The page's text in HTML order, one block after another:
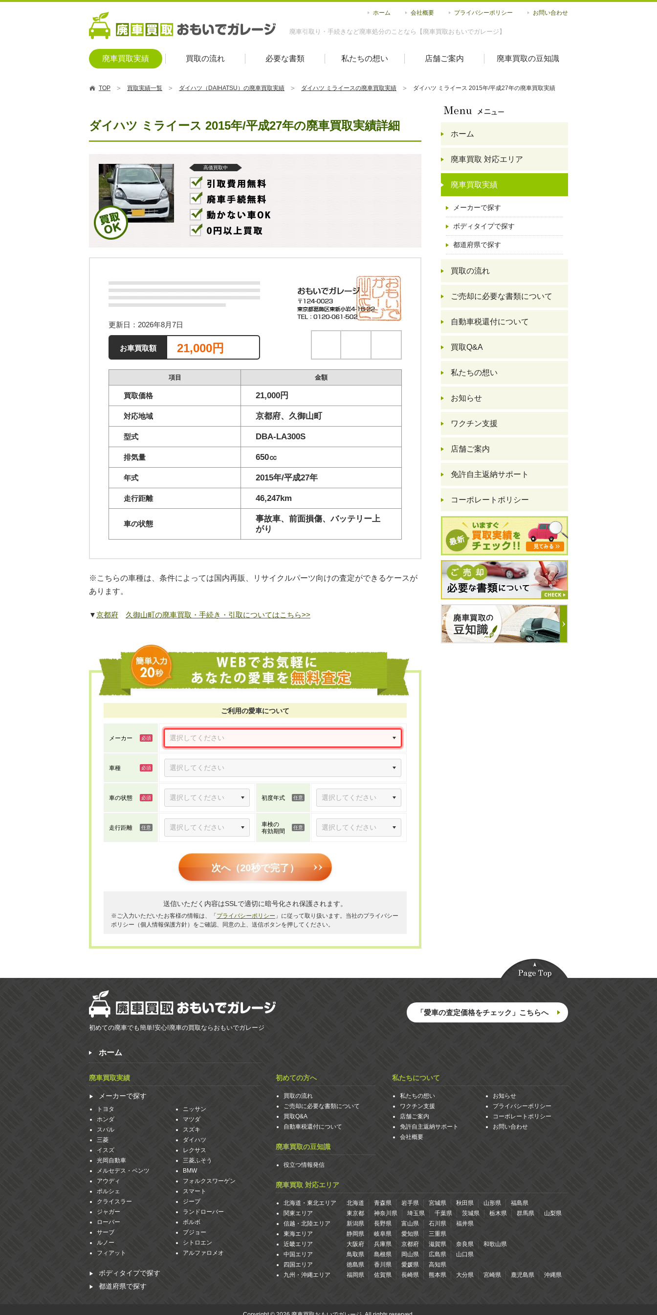
廃車引取り・手続きなど廃車処分のことなら【廃車買取おもいでガレージ】
ホーム 会社概要 プライバシーポリシー お問い合わせ
廃車買取実績 買取の流れ 必要な書類 私たちの想い 店舗ご案内 廃車買取の豆知識
TOP 買取実績一覧 ダイハツ（DAIHATSU）の廃車買取実績 ダイハツ ミライースの廃車買取実績 ダイハツ ミライース 2015年/平成27年の廃車買取実績
ダイハツ ミライース 2015年/平成27年の廃車買取実績詳細
高価買取中
更新日：2026年8月7日
お車買取額 21,000円
項目 金額
買取価格 21,000円
対応地域 京都府、久御山町
型式 DBA-LA300S
排気量 650㏄
年式 2015年/平成27年
走行距離 46,247km
車の状態
事故車、前面損傷、バッテリー上
がり
※こちらの車種は、条件によっては国内再販、リサイクルパーツ向けの査定ができるケースが
あります。
▼京都府 久御山町の廃車買取・手続き・引取についてはこちら>>
ご利用の愛車について
メーカー
車種
車の状態 初度年式
走行距離
車検の
有効期間
次へ（20秒で完了）
送信いただく内容はSSLで適切に暗号化され保護されます。
※ご入力いただいたお客様の情報は、「 プライバシーポリシー 」に従って取り扱います。当社のプライバシー
ポリシー（個人情報保護方針）をご確認、同意の上、送信ボタンを押してください。
ホーム
廃車買取 対応エリア
廃車買取実績
メーカーで探す
ボディタイプで探す
都道府県で探す
買取の流れ
ご売却に必要な書類について
自動車税還付について
買取Q&A
私たちの想い
お知らせ
ワクチン支援
店舗ご案内
免許自主返納サポート
コーポレートポリシー
初めての廃車でも簡単!安心!廃車の買取ならおもいでガレージ
「愛車の査定価格をチェック」こちらへ
ホーム
廃車買取実績
メーカーで探す
トヨタ
ニッサン
ホンダ
マツダ
スバル
スズキ
三菱
ダイハツ
イスズ
レクサス
光岡自動車
三菱ふそう
メルセデス・ベンツ
BMW
アウディ
フォルクスワーゲン
ポルシェ
スマート
クライスラー
ジープ
ジャガー
ランドローバー
ローバー
ボルボ
サーブ
プジョー
ルノー
シトロエン
フィアット
アルファロメオ
ボディタイプで探す
都道府県で探す
初めての方へ
買取の流れ
ご売却に必要な書類について
買取Q&A
自動車税還付について
廃車買取の豆知識
役立つ情報発信
私たちについて
私たちの想い
ワクチン支援
店舗ご案内
免許自主返納サポート
会社概要
お知らせ
プライバシーポリシー
コーポレートポリシー
お問い合わせ
廃車買取 対応エリア
北海道・東北エリア 北海道 青森県 岩手県 宮城県 秋田県 山形県
福島県
関東エリア
東京都 神奈川県 埼玉県 千葉県 茨城県 栃木県 群馬県
山梨県
信越・北陸エリア
新潟県 長野県 富山県 石川県
福井県
東海エリア
静岡県 岐阜県 愛知県
三重県
近畿エリア
大阪府 兵庫県 京都府 滋賀県 奈良県
和歌山県
中国エリア
鳥取県 島根県 岡山県 広島県
山口県
四国エリア
徳島県 香川県 愛媛県
高知県
九州・沖縄エリア
福岡県 佐賀県 長崎県 熊本県 大分県 宮崎県 鹿児島県 沖縄県